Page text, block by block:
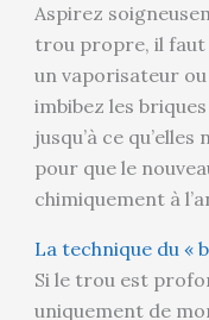
Aspirez
trou propre, il faut
un vaporisateur
imbibez les
jusqu’à ce
pour que le
chimiquement à
La technique du «
Si le trou est
uniquement de